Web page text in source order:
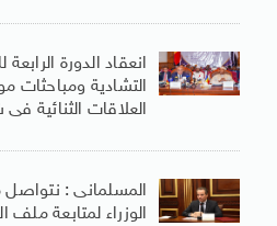
انعقاد الدورة
التشادية ومباحثات
العلاقات الثنائية
المسلمانى : نتواصل
الوزراء لمتابعة ملف